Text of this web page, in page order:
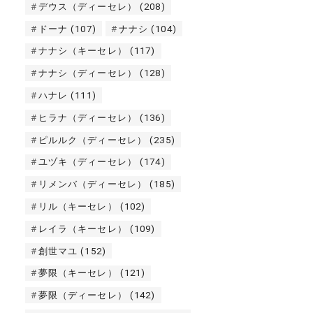
デウス（ディーセレ） (208)
ドーナ (107) ナナシ (104)
ナナシ（キーセレ） (117)
ナナシ（ディーセレ） (128)
ハナレ (111)
ヒラナ（ディーセレ） (136)
ピルルク（ディーセレ） (235)
ユヅキ（ディーセレ） (174)
リメンバ（ディーセレ） (185)
リル（キーセレ） (102)
レイラ（キーセレ） (109)
創世マユ (152)
夢限（キーセレ） (121)
夢限（ディーセレ） (142)